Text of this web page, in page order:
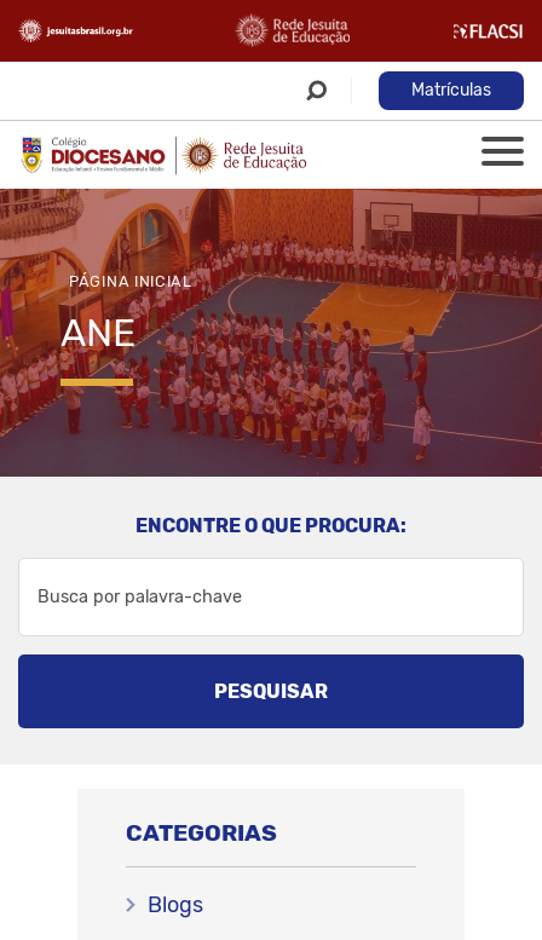
Matrículas
PÁGINA INICIAL
ANE
ENCONTRE O QUE PROCURA:
PESQUISAR
CATEGORIAS
Blogs